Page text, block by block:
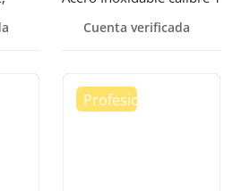
Cuenta verificada